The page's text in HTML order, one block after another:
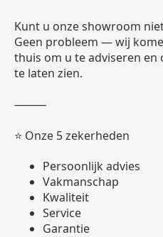
Kunt u onze showroom
Geen probleem — wij
thuis om u te adviseren
te laten zien.
⸻
⭐ Onze 5 zekerheden
Persoonlijk advies
Vakmanschap
Kwaliteit
Service
Garantie